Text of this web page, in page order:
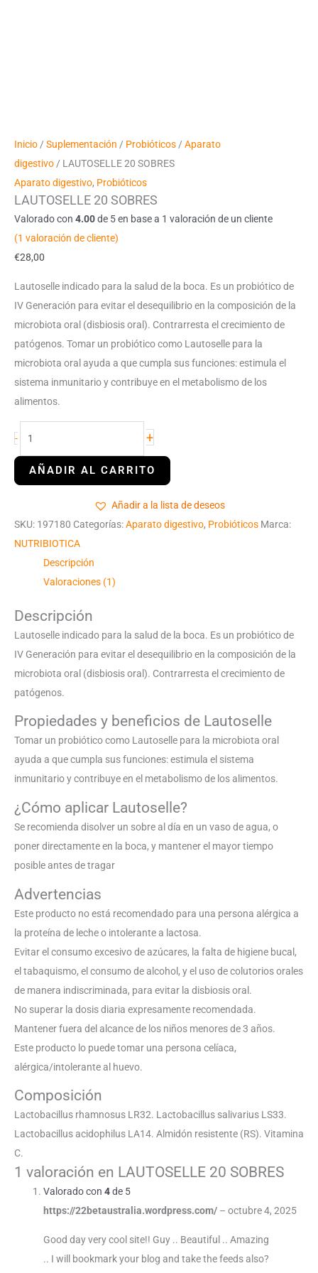
Inicio / Suplementación / Probióticos / Aparato
digestivo / LAUTOSELLE 20 SOBRES
Aparato digestivo, Probióticos
LAUTOSELLE 20 SOBRES
Valorado con 4.00de 5 en base a 1 valoración de un cliente
(1 valoración de cliente)
€28,00
Lautoselle indicado para la salud de la boca. Es un probiótico de
IV Generación para evitar el desequilibrio en la composición de la
microbiota oral (disbiosis oral). Contrarresta el crecimiento de
patógenos. Tomar un probiótico como Lautoselle para la
microbiota oral ayuda a que cumpla sus funciones: estimula el
sistema inmunitario y contribuye en el metabolismo de los
alimentos.
- +
Añadir a la lista de deseos
SKU: 197180 Categorías:Aparato digestivo, Probióticos Marca:
NUTRIBIOTICA
Descripción
Valoraciones (1)
Descripción
Lautoselle indicado para la salud de la boca. Es un probiótico de
IV Generación para evitar el desequilibrio en la composición de la
microbiota oral (disbiosis oral). Contrarresta el crecimiento de
patógenos.
Propiedades y beneficios de Lautoselle
Tomar un probiótico como Lautoselle para la microbiota oral
ayuda a que cumpla sus funciones: estimula el sistema
inmunitario y contribuye en el metabolismo de los alimentos.
¿Cómo aplicar Lautoselle?
Se recomienda disolver un sobre al día en un vaso de agua, o
poner directamente en la boca, y mantener el mayor tiempo
posible antes de tragar
Advertencias
Este producto no está recomendado para una persona alérgica a
la proteína de leche o intolerante a lactosa.
Evitar el consumo excesivo de azúcares, la falta de higiene bucal,
el tabaquismo, el consumo de alcohol, y el uso de colutorios orales
de manera indiscriminada, para evitar la disbiosis oral.
No superar la dosis diaria expresamente recomendada.
Mantener fuera del alcance de los niños menores de 3 años.
Este producto lo puede tomar una persona celíaca,
alérgica/intolerante al huevo.
Composición
Lactobacillus rhamnosus LR32. Lactobacillus salivarius LS33.
Lactobacillus acidophilus LA14. Almidón resistente (RS). Vitamina
C.
1 valoración en LAUTOSELLE 20 SOBRES
Valorado con4de 5
https://22betaustralia.wordpress.com/ – octubre 4, 2025
Good day very cool site!! Guy .. Beautiful .. Amazing
.. I will bookmark your blog and take the feeds also?